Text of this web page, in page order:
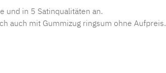
und in 5 Satinqualitäten an.
auch mit Gummizug ringsum ohne Aufpreis.